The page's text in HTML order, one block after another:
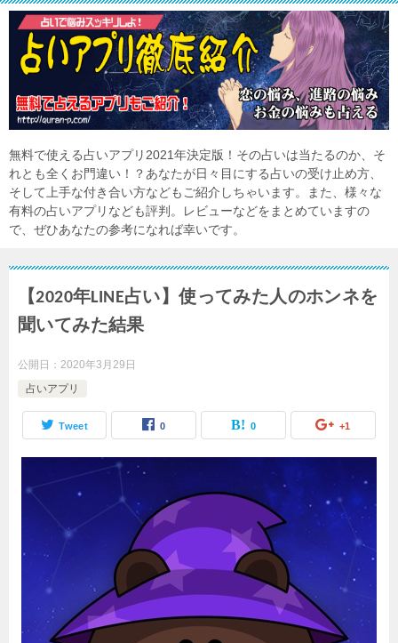
無料で使える占いアプリ2021年決定版！その占いは当たるのか、そ
れとも全くお門違い！？あなたが日々目にする占いの受け止め方、
そして上手な付き合い方などもご紹介しちゃいます。また、様々な
有料の占いアプリなども評判。レビューなどをまとめていますの
で、ぜひあなたの参考になれば幸いです。
【2020年LINE占い】使ってみた人のホンネを
聞いてみた結果
公開日： 2020年3月29日
占いアプリ
Tweet 0 0 +1